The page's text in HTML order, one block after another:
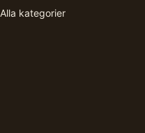
Alla kategorier